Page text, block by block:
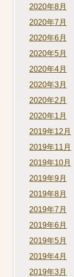
2020年8月
2020年7月
2020年6月
2020年5月
2020年4月
2020年3月
2020年2月
2020年1月
2019年12月
2019年11月
2019年10月
2019年9月
2019年8月
2019年7月
2019年6月
2019年5月
2019年4月
2019年3月